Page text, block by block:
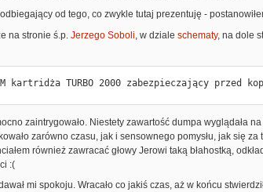
od tego, co zwykle tutaj prezentuję -
na stronie ś.p. Jerzego Soboli , w dziale schematy, na dole
kartridża TURBO 2000 zabezpieczający przed
zaintrygowało. Niestety zawartość dumpa wyglądała
zarówno czasu, jak i sensownego pomysłu, jak się
również zawracać głowy Jerowi taką błahostką,
:(
mi spokoju. Wracało co jakiś czas, aż w końcu